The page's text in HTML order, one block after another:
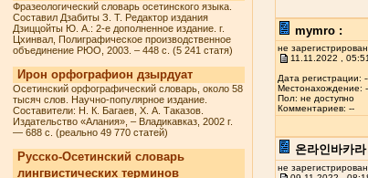
Фразеологический словарь осетинского языка.
Составил Дзабиты З. Т. Редактор издания
Дзиццойты Ю. А.: 2-е дополненное издание. г.
Цхинвал, Полиграфическое производственное
объединение РЮО, 2003. – 448 с. (5 241 статя)
Ирон орфографион дзырдуат
Осетинский орфографический словарь, около 58
тысяч слов. Научно-популярное издание.
Составители: Н. К. Багаев, Х. А. Таказов.
Издательство «Алания», – Владикавказ, 2002 г.
— 688 с. (реально 49 770 статей)
Русско-Осетинский словарь
лингвистических терминов
mymro :
не зарегистрирован
11.11.2022 , 05:51
Дата регистрации:
Местонахождение:
Пол: не доступно
Комментариев: --
온라인바카
не зарегистрирован